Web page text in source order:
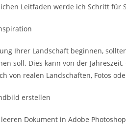
Leitfaden werde ich Schritt für
Ihrer Landschaft beginnen,
soll. Dies kann von der
von realen Landschaften, Fotos
erstellen
Dokument in Adobe